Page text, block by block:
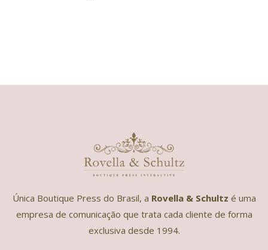
Única Boutique Press do Brasil, a Rovella & Schultz é uma
empresa de comunicação que trata cada cliente de forma
exclusiva desde 1994.